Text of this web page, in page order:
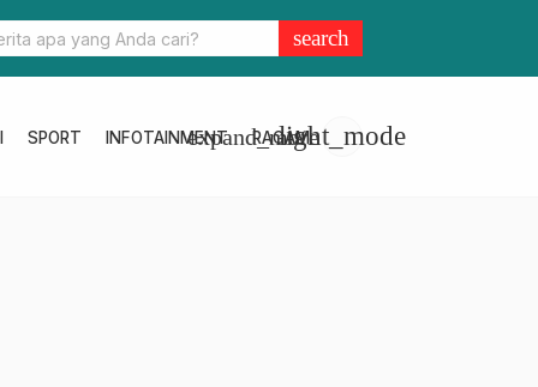
Tinggi, Bupati Pasangkayu Tingkatkan Hadiah Bupati Cup
search
SPORT INFOTAINMENT RAGAM
expand_morelight_mode